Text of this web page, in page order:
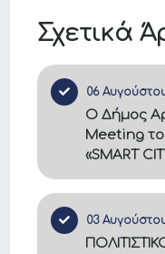
Σχετικά
06
Ο Δήμος
Meeting
«SMART
03